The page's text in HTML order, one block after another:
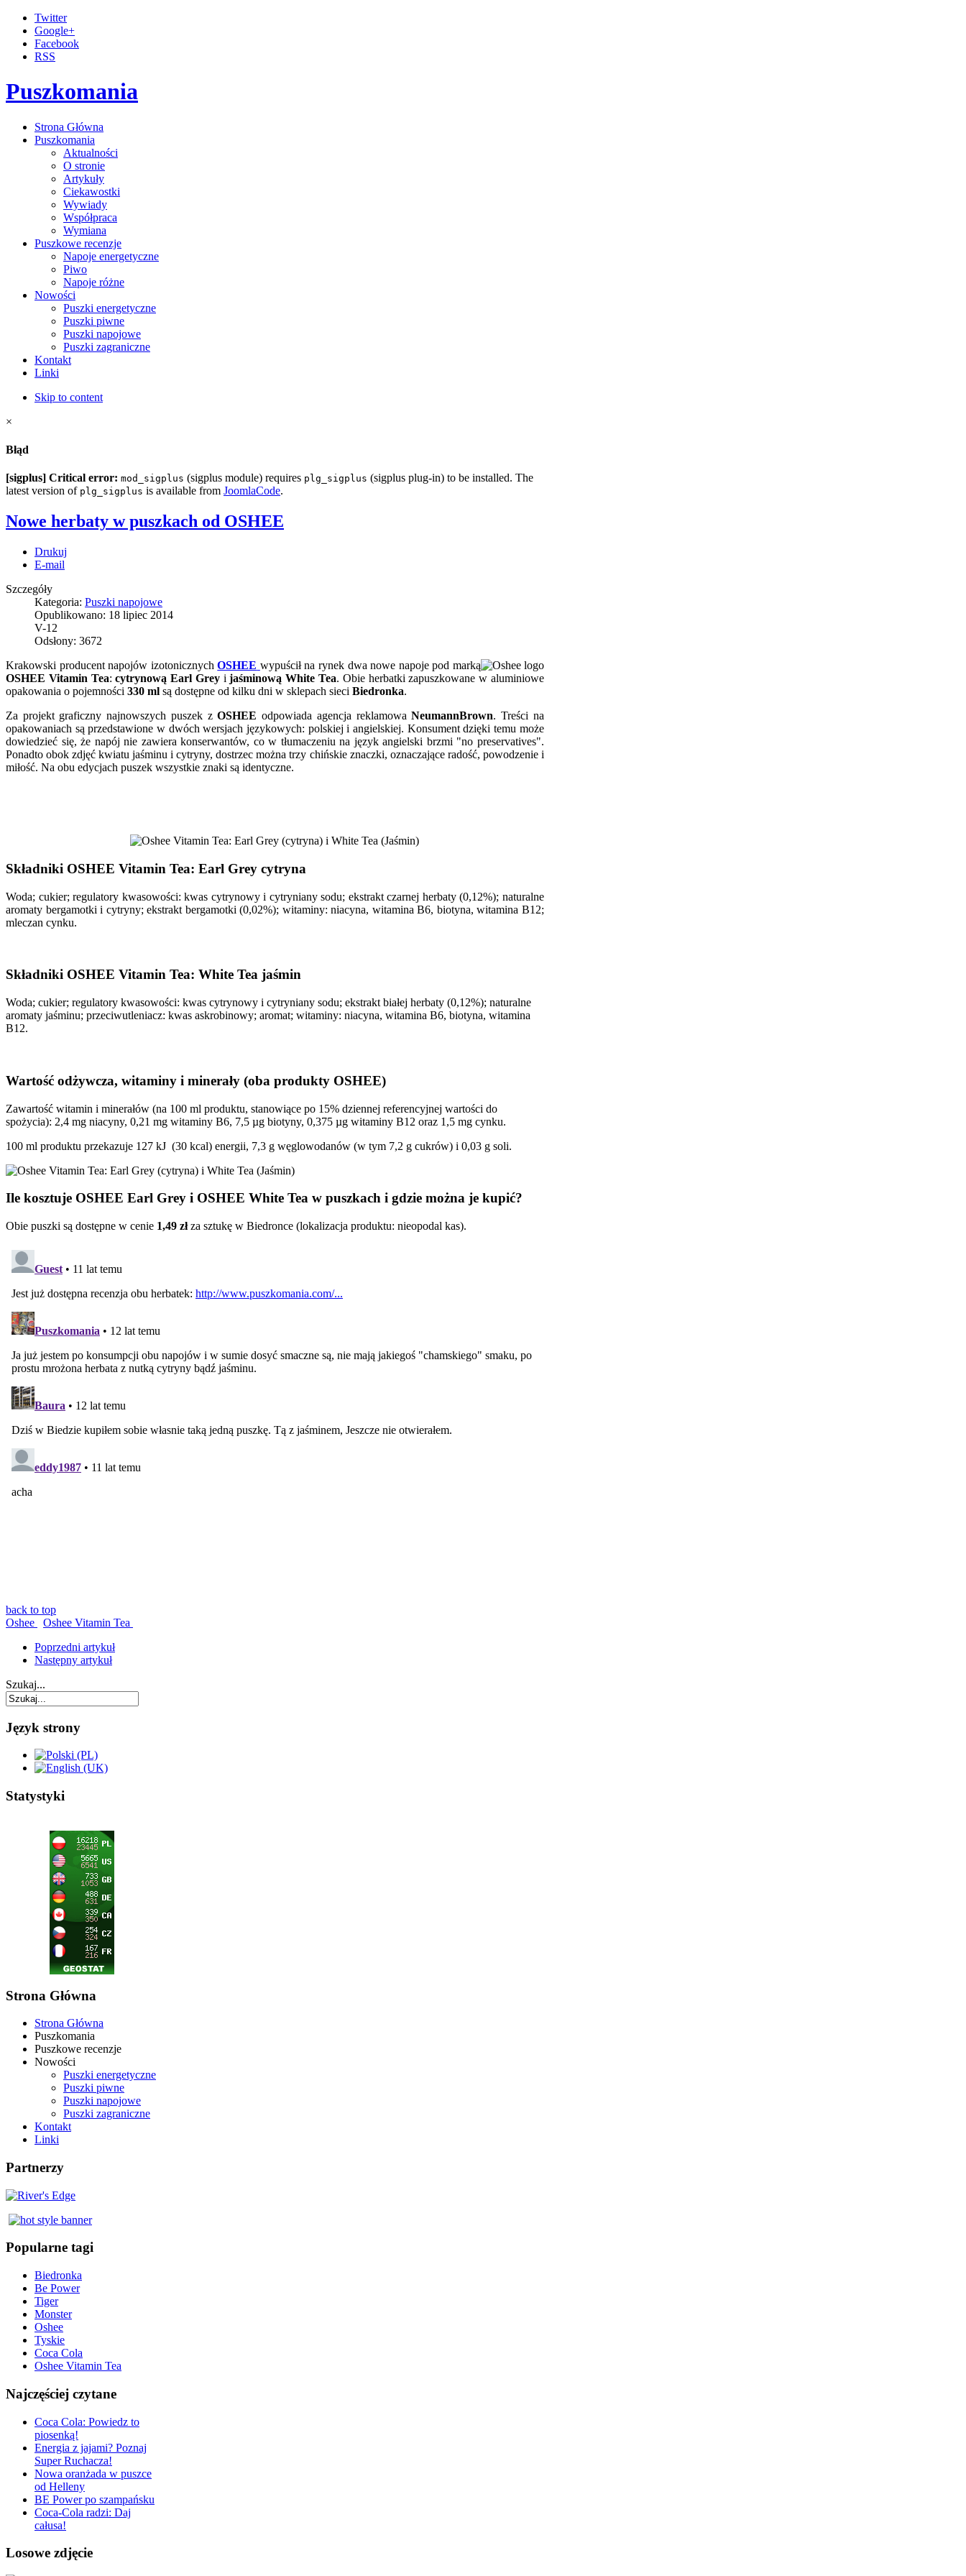
Twitter
Google+
Facebook
RSS
Puszkomania
Strona Główna
Puszkomania
Aktualności
O stronie
Artykuły
Ciekawostki
Wywiady
Współpraca
Wymiana
Puszkowe recenzje
Napoje energetyczne
Piwo
Napoje różne
Nowości
Puszki energetyczne
Puszki piwne
Puszki napojowe
Puszki zagraniczne
Kontakt
Linki
Skip to content
×
Błąd
[sigplus] Critical error: mod_sigplus (sigplus module) requires plg_sigplus (sigplus plug-in) to be installed. The
latest version of plg_sigplus is available from JoomlaCode.
Nowe herbaty w puszkach od OSHEE
Drukuj
E-mail
Szczegóły
Kategoria: Puszki napojowe
Opublikowano: 18 lipiec 2014
V-12
Odsłony: 3672
Krakowski producent napojów izotonicznychOSHEE wypuścił na rynek dwa nowe napoje pod marką
OSHEE Vitamin Tea:cytrynową Earl Greyijaśminową White Tea. Obie herbatki zapuszkowane w aluminiowe
opakowania o pojemności 330 ml są dostępne od kilku dni w sklepach sieci Biedronka.
Za projekt graficzny najnowszych puszek zOSHEE odpowiada agencja reklamowaNeumannBrown. Treści na
opakowaniach są przedstawione w dwóch wersjach językowych: polskiej i angielskiej. Konsument dzięki temu może
dowiedzieć się, że napój nie zawiera konserwantów, co w tłumaczeniu na język angielski brzmi "no preservatives".
Ponadto obok zdjęć kwiatu jaśminu i cytryny, dostrzec można trzy chińskie znaczki, oznaczające radość, powodzenie i
miłość. Na obu edycjach puszek wszystkie znaki są identyczne.
Składniki OSHEE Vitamin Tea: Earl Grey cytryna
Woda; cukier; regulatory kwasowości: kwas cytrynowy i cytryniany sodu; ekstrakt czarnej herbaty (0,12%); naturalne
aromaty bergamotki i cytryny; ekstrakt bergamotki (0,02%); witaminy: niacyna, witamina B6, biotyna, witamina B12;
mleczan cynku.
Składniki OSHEE Vitamin Tea: White Tea jaśmin
Woda; cukier; regulatory kwasowości: kwas cytrynowy i cytryniany sodu; ekstrakt białej herbaty (0,12%); naturalne
aromaty jaśminu; przeciwutleniacz: kwas askrobinowy; aromat; witaminy: niacyna, witamina B6, biotyna, witamina
B12.
Wartość odżywcza, witaminy i minerały (oba produkty OSHEE)
Zawartość witamin i minerałów (na 100 ml produktu, stanowiące po 15% dziennej referencyjnej wartości do
spożycia): 2,4 mg niacyny, 0,21 mg witaminy B6, 7,5 µg biotyny, 0,375 µg witaminy B12 oraz 1,5 mg cynku.
100 ml produktu przekazuje 127 kJ (30 kcal) energii, 7,3 g węglowodanów (w tym 7,2 g cukrów) i 0,03 g soli.
Ile kosztuje OSHEE Earl Grey i OSHEE White Tea w puszkach i gdzie można je kupić?
Obie puszki są dostępne w cenie 1,49 złza sztukę w Biedronce (lokalizacja produktu: nieopodal kas).
back to top
Oshee
Oshee Vitamin Tea
Poprzedni artykuł
Następny artykuł
Szukaj...
Język strony
Statystyki
Strona Główna
Strona Główna
Puszkomania
Puszkowe recenzje
Nowości
Puszki energetyczne
Puszki piwne
Puszki napojowe
Puszki zagraniczne
Kontakt
Linki
Partnerzy
Popularne tagi
Biedronka
Be Power
Tiger
Monster
Oshee
Tyskie
Coca Cola
Oshee Vitamin Tea
Najczęściej czytane
Coca Cola: Powiedz to
piosenką!
Energia z jajami? Poznaj
Super Ruchacza!
Nowa oranżada w puszce
od Helleny
BE Power po szampańsku
Coca-Cola radzi: Daj
całusa!
Losowe zdjęcie